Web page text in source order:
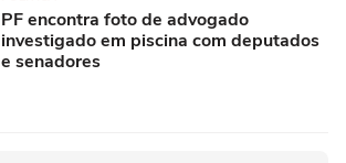
PF encontra foto de advogado
investigado em piscina com deputados
e senadores